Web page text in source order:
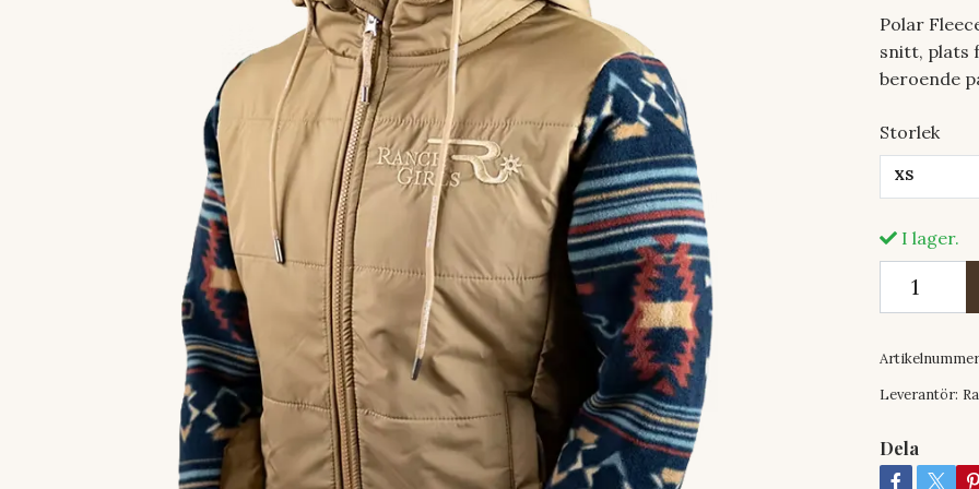
Polar
snitt, plats
beroende
Storlek
XS
I lager.
Leverantör:
Dela